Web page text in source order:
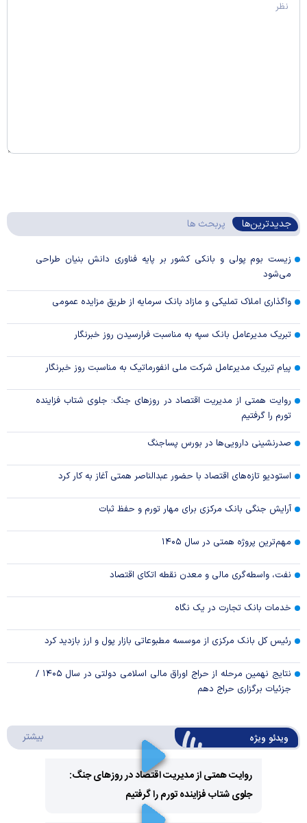
جدیدترین‌ها پربحث ها
زیست بوم پولی و بانکی کشور بر پایه فناوری دانش بنیان طراحی
می‌شود
واگذاری املاک تملیکی و مازاد بانک سرمایه از طریق مزایده عمومی
تبریک مدیرعامل بانک سپه به مناسبت فرارسیدن روز خبرنگار
پیام تبریک مدیرعامل شرکت ملی انفورماتیک به مناسبت روز خبرنگار
روایت همتی از مدیریت اقتصاد در روزهای جنگ: جلوی شتاب فزاینده
تورم را گرفتیم
صدرنشینی دارویی‌ها در بورس پساجنگ
استودیو تازه‌های اقتصاد با حضور عبدالناصر همتی آغاز به کار کرد
آرایش جنگی بانک مرکزی برای مهار تورم و حفظ ثبات
مهم‌ترین پروژه همتی در سال ۱۴۰۵
نفت، واسطه‌گری مالی و معدن نقطه اتکای اقتصاد
خدمات بانک تجارت در یک نگاه
رئیس کل بانک مرکزی از موسسه مطبوعاتی بازار پول و ارز بازدید کرد
نتایج نهمین مرحله از حراج اوراق مالی اسلامی دولتی در سال ۱۴۰۵ /
جزئیات برگزاری حراج دهم
ویدئو ویژه بیشتر
Play
روایت همتی از مدیریت اقتصاد در روزهای جنگ:
جلوی شتاب فزاینده تورم را گرفتیم